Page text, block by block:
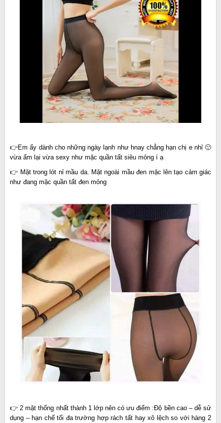
👉Em ấy dành cho những ngày lạnh như hnay chẳng hạn chị e nhỉ 🙂
vừa ấm lại vừa sexy như mặc quần tất siêu mỏng í ạ
👉 Mặt trong lót nỉ mầu da. Mặt ngoài mầu đen mặc lên tạo cảm giác
như đang mặc quần tất đen mỏng
👉 2 mặt thống nhất thành 1 lớp nên có ưu điểm :Độ bền cao – dễ sử
dụng – hạn chế tối đa trường hợp rách tất hay xô lệch so với hàng 2